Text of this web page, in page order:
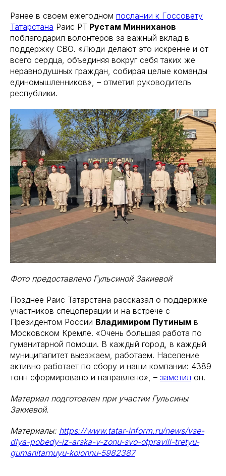
Ранее в своем ежегодном послании к Госсовету
Татарстана Раис РТ Рустам Минниханов
поблагодарил волонтеров за важный вклад в
поддержку СВО. «Люди делают это искренне и от
всего сердца, объединяя вокруг себя таких же
неравнодушных граждан, собирая целые команды
единомышленников», – отметил руководитель
республики.
Фото предоставлено Гульсиной Закиевой
Позднее Раис Татарстана рассказал о поддержке
участников спецоперации и на встрече с
Президентом России Владимиром Путиным в
Московском Кремле. «Очень большая работа по
гуманитарной помощи. В каждый город, в каждый
муниципалитет выезжаем, работаем. Население
активно работает по сбору и наши компании: 4389
тонн сформировано и направлено», – заметил он.
Материал подготовлен при участии Гульсины
Закиевой.
Материалы: https://www.tatar-inform.ru/news/vse-
dlya-pobedy-iz-arska-v-zonu-svo-otpravili-tretyu-
gumanitarnuyu-kolonnu-5982387